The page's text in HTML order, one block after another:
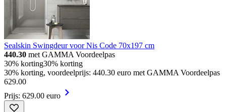
Sealskin Swingdeur voor Nis Code 70x197 cm
440.30 met GAMMA Voordeelpas
30% korting30% korting
30% korting, voordeelprijs: 440.30 euro met GAMMA Voordeelpas
629.00
Prijs: 629.00 euro